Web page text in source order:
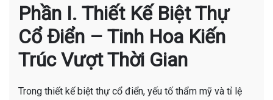
Phần I. Thiết Kế Biệt Thự
Cổ Điển – Tinh Hoa Kiến
Trúc Vượt Thời Gian
Trong thiết kế biệt thự cổ điển, yếu tố thẩm mỹ và tỉ lệ